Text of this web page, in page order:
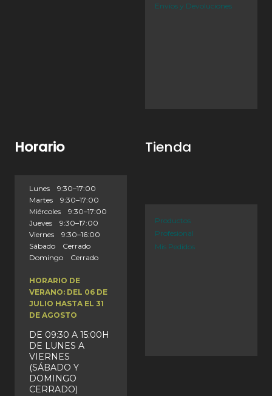
Envíos y Devoluciones
Horario
Lunes 9:30–17:00
Martes 9:30–17:00
Miércoles 9:30–17:00
Jueves 9:30–17:00
Viernes 9:30–16:00
Sábado Cerrado
Domingo Cerrado
HORARIO DE
VERANO: DEL 06 DE
JULIO HASTA EL 31
DE AGOSTO
DE 09:30 A 15:00H
DE LUNES A
VIERNES
(SÁBADO Y
DOMINGO
CERRADO)
Tienda
Productos
Profesional
Mis Pedidos